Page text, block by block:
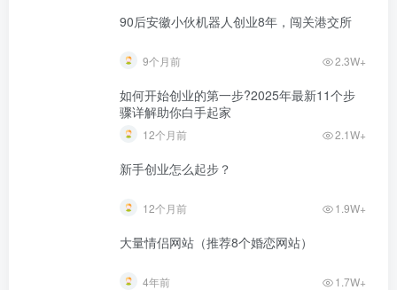
90后安徽小伙机器人创业8年，闯关港交所
9个月前 2.3W+
如何开始创业的第一步?2025年最新11个步
骤详解助你白手起家
12个月前 2.1W+
新手创业怎么起步？
12个月前 1.9W+
大量情侣网站（推荐8个婚恋网站）
4年前 1.7W+